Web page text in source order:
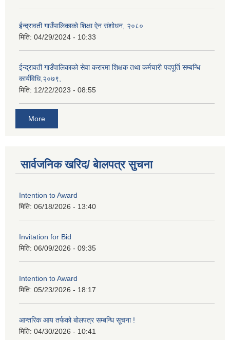
ईन्द्रावती गाउँपालिकाको शिक्षा ऐन संशोधन, २०८०
मिति: 04/29/2024 - 10:33
ईन्द्रावती गाउँपालिकाको सेवा करारमा शिक्षक तथा कर्मचारी पदपूर्ति सम्बन्धि
कार्यविधि,२०७९,
मिति: 12/22/2023 - 08:55
More
सार्वजनिक खरिद/ बेालपत्र सुचना
Intention to Award
मिति: 06/18/2026 - 13:40
Invitation for Bid
मिति: 06/09/2026 - 09:35
Intention to Award
मिति: 05/23/2026 - 18:17
आन्तरिक आय तर्फको बोलपत्र सम्बन्धि सूचना !
मिति: 04/30/2026 - 10:41